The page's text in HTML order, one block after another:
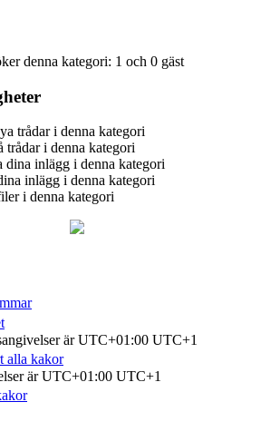
denna kategori: 1 och 0 gäst
trådar i denna kategori
trådar i denna kategori
dina inlägg i denna kategori
inlägg i denna kategori
i denna kategori
är UTC+01:00 UTC+1
alla kakor
är UTC+01:00 UTC+1